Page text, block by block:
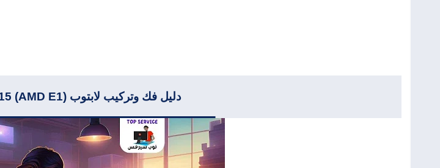
دليل فك وتركيب لابتوب HP Pavilion 15 (AMD E1) بالكامل